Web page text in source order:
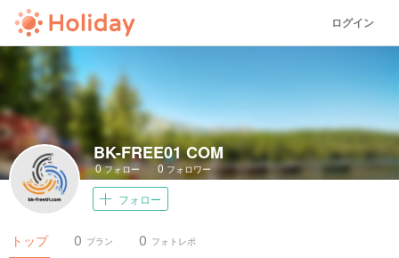
ログイン
BK-FREE01 COM
0フォロー 0 フォロワー
フォロー
トップ プラン
0 フォトレポ
0